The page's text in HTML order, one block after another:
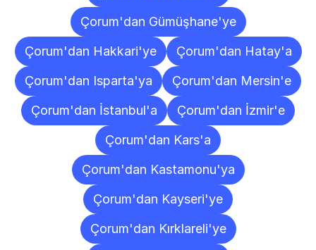
Çorum'dan Gümüşhane'ye
Çorum'dan Hakkari'ye
Çorum'dan Hatay'a
Çorum'dan Isparta'ya
Çorum'dan Mersin'e
Çorum'dan İstanbul'a
Çorum'dan İzmir'e
Çorum'dan Kars'a
Çorum'dan Kastamonu'ya
Çorum'dan Kayseri'ye
Çorum'dan Kırklareli'ye